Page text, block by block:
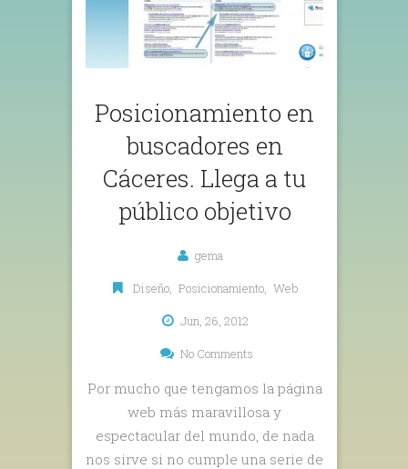
Posicionamiento en
buscadores en
Cáceres. Llega a tu
público objetivo
gema
Diseño, Posicionamiento, Web
Jun, 26, 2012
No Comments
Por mucho que tengamos la página
web más maravillosa y
espectacular del mundo, de nada
nos sirve si no cumple una serie de